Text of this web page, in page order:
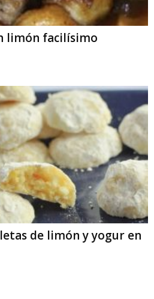
limón facilísimo
de limón y yogur en